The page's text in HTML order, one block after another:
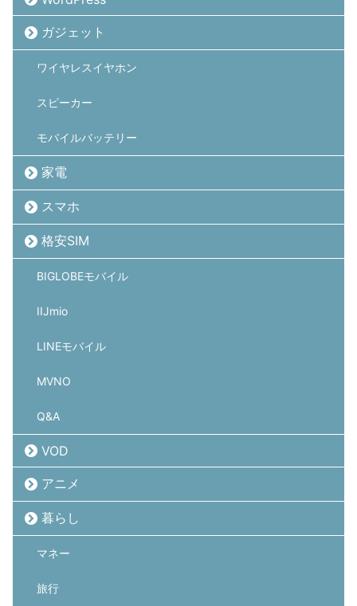
ガジェット
ワイヤレスイヤホン
スピーカー
モバイルバッテリー
家電
スマホ
格安SIM
BIGLOBEモバイル
IIJmio
LINEモバイル
MVNO
Q&A
VOD
アニメ
暮らし
マネー
旅行